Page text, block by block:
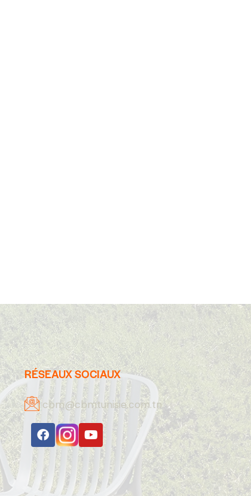
RÉSEAUX SOCIAUX
cbm@cbmtunisie.com.tn